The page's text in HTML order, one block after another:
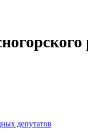
депутатов